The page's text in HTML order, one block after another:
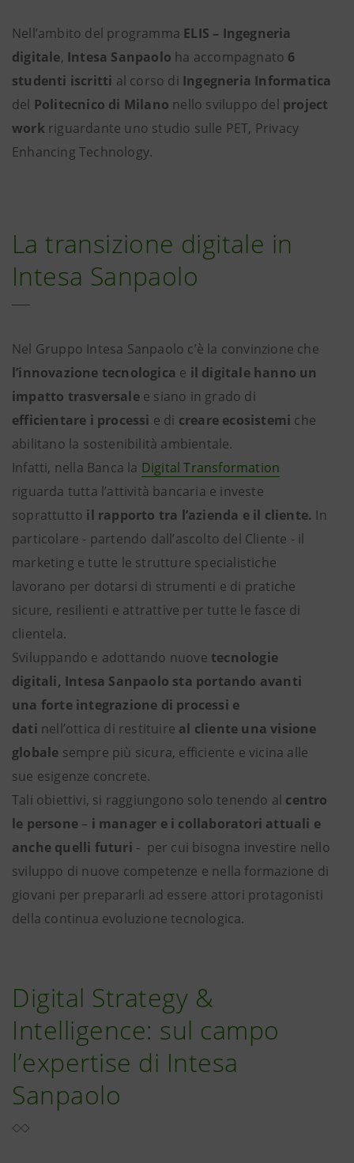
Nell’ambito del programma ELIS – Ingegneria
digitale, Intesa Sanpaolo ha accompagnato 6
studenti iscritti al corso di Ingegneria Informatica
del Politecnico di Milano nello sviluppo del project
work riguardante uno studio sulle PET, Privacy
Enhancing Technology.
La transizione digitale in
Intesa Sanpaolo
Nel Gruppo Intesa Sanpaolo c’è la convinzione che
l’innovazione tecnologica e il digitale hanno un
impatto trasversalee siano in grado di
efficientare i processi e di creare ecosistemi che
abilitano la sostenibilità ambientale.
Infatti, nella Banca la Digital Transformation
riguarda tutta l’attività bancaria e investe
soprattutto il rapporto tra l’azienda e il cliente. In
particolare - partendo dall’ascolto del Cliente - il
marketing e tutte le strutture specialistiche
lavorano per dotarsi di strumenti e di pratiche
sicure, resilienti e attrattive per tutte le fasce di
clientela.
Sviluppando e adottando nuove tecnologie
digitali, Intesa Sanpaolo sta portando avanti
una forte integrazione di processi e
dati nell’ottica di restituire al cliente una visione
globale sempre più sicura, efficiente e vicina alle
sue esigenze concrete.
Tali obiettivi, si raggiungono solo tenendo al centro
le persone – i manager e i collaboratori attuali e
anche quelli futuri - per cui bisogna investire nello
sviluppo di nuove competenze e nella formazione di
giovani per prepararli ad essere attori protagonisti
della continua evoluzione tecnologica.
Digital Strategy &
Intelligence: sul campo
l’expertise di Intesa
Sanpaolo